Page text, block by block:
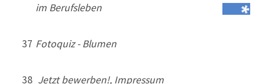
im Berufsleben
37 Fotoquiz - Blumen
38 Jetzt bewerben!, Impressum